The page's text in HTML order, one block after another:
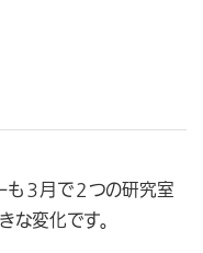
３月で２つの研究室
な変化です。